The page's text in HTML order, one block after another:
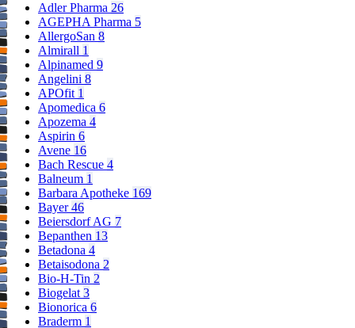
Adler Pharma 26
AGEPHA Pharma 5
AllergoSan 8
Almirall 1
Alpinamed 9
Angelini 8
APOfit 1
Apomedica 6
Apozema 4
Aspirin 6
Avene 16
Bach Rescue 4
Balneum 1
Barbara Apotheke 169
Bayer46
Beiersdorf AG 7
Bepanthen 13
Betadona 4
Betaisodona 2
Bio-H-Tin 2
Biogelat3
Bionorica 6
Braderm 1